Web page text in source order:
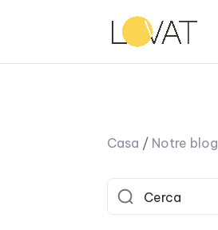
Casa / Notre blog